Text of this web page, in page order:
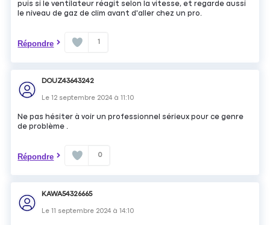
puis si le ventilateur réagit selon la vitesse, et regarde aussi
le niveau de gaz de clim avant d'aller chez un pro.
Répondre 1
DOUZ43643242
Le12 septembre 2024 à11:10
Ne pas hésiter à voir un professionnel sérieux pour ce genre
de problème .
Répondre 0
KAWA54326665
Le11 septembre 2024 à14:10